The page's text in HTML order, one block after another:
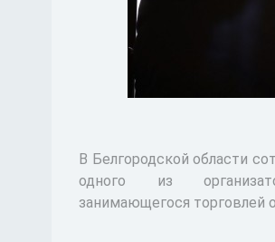
В Белгородской области
одного из
занимающегося торговлей